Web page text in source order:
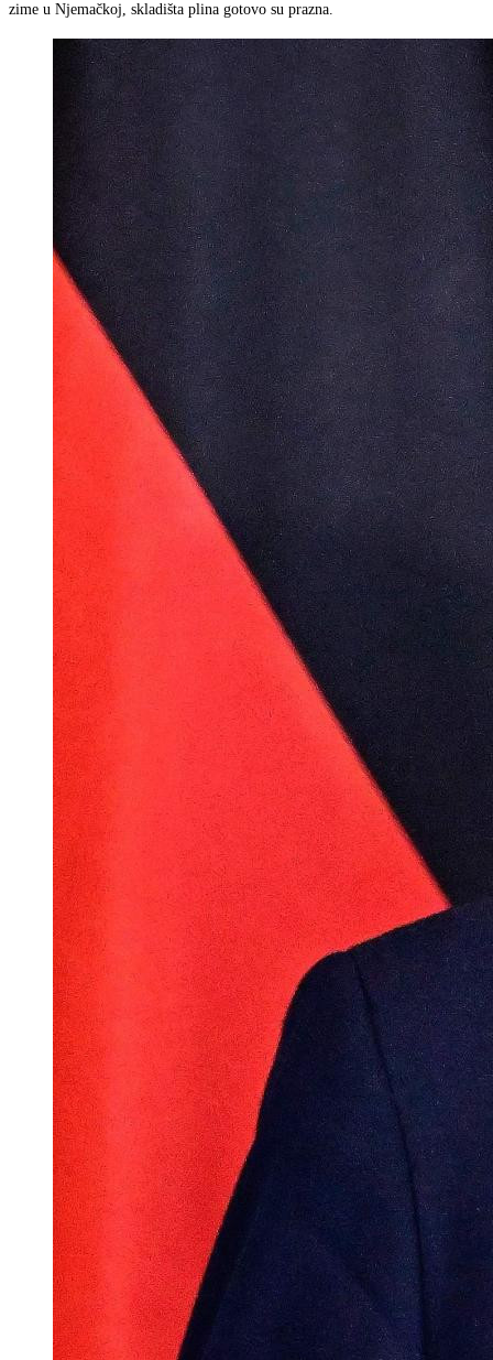
zime u Njemačkoj, skladišta plina gotovo su prazna.